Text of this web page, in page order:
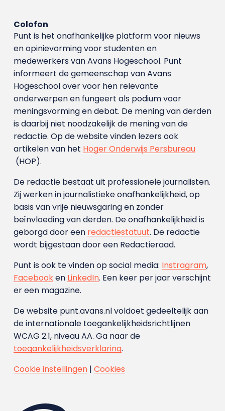
Colofon
Punt is het onafhankelijke platform voor nieuws
en opinievorming voor studenten en
medewerkers van Avans Hoge­school. Punt
informeert de gemeenschap van Avans
Hogeschool over voor hen relevante
onderwerpen en fungeert als podium voor
meningsvorming en debat. De mening van derden
is daarbij niet noodzakelijk de mening van de
redactie. Op de website vinden lezers ook
artikelen van het Hoger Onderwijs Persbureau
(HOP).
De redactie bestaat uit professionele journalisten.
Zij werken in journalistieke onafhankelijkheid, op
basis van vrije nieuwsgaring en zonder
beïnvloeding van derden. De onafhankelijkheid is
geborgd door een redactiestatuut. De redactie
wordt bijgestaan door een Redactieraad.
Punt is ook te vinden op social media: Instragram,
Facebooken LinkedIn. Een keer per jaar verschijnt
er een magazine.
De website punt.avans.nl voldoet gedeeltelijk aan
de internationale toegankelijkheidsrichtlijnen
WCAG 2.1, niveau AA. Ga naar de
toegankelijkheidsverklaring.
Cookie instellingen| Cookies